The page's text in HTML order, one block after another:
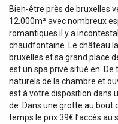
Bien-être près de bruxelles
12.000m² avec nombreux
romantiques il y a
chaudfontaine. Le château
bruxelles et sa grand place
est un spa privé situé en.
naturels de la chambre et
est à votre disposition dans
de. Dans une grotte au bout
temps le prix 39€ l’accès au